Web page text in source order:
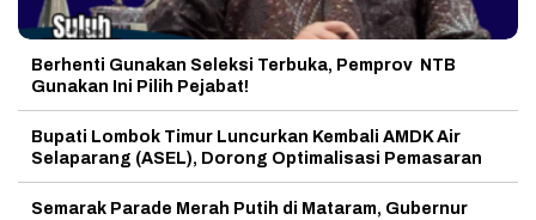
Berhenti Gunakan Seleksi Terbuka, Pemprov NTB
Gunakan Ini Pilih Pejabat!
Bupati Lombok Timur Luncurkan Kembali AMDK Air
Selaparang (ASEL), Dorong Optimalisasi Pemasaran
Semarak Parade Merah Putih di Mataram, Gubernur